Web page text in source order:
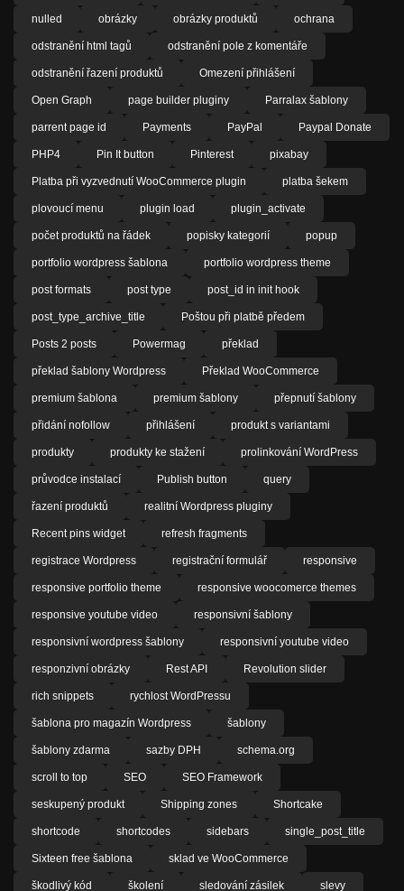
nulled obrázky obrázky produktů ochrana
odstranění html tagů odstranění pole z komentáře
odstranění řazení produktů Omezení přihlášení
Open Graph page builder pluginy Parralax šablony
parrent page id Payments PayPal Paypal Donate
PHP4 Pin It button Pinterest pixabay
Platba při vyzvednutí WooCommerce plugin platba šekem
plovoucí menu plugin load plugin_activate
počet produktů na řádek popisky kategorií popup
portfolio wordpress šablona portfolio wordpress theme
post formats post type post_id in init hook
post_type_archive_title Poštou při platbě předem
Posts 2 posts Powermag překlad
překlad šablony Wordpress Překlad WooCommerce
premium šablona premium šablony přepnutí šablony
přidání nofollow přihlášení produkt s variantami
produkty produkty ke stažení prolinkování WordPress
průvodce instalací Publish button query
řazení produktů realitní Wordpress pluginy
Recent pins widget refresh fragments
registrace Wordpress registrační formulář responsive
responsive portfolio theme responsive woocomerce themes
responsive youtube video responsivní šablony
responsivní wordpress šablony responsivní youtube video
responzivní obrázky Rest API Revolution slider
rich snippets rychlost WordPressu
šablona pro magazín Wordpress šablony
šablony zdarma sazby DPH schema.org
scroll to top SEO SEO Framework
seskupený produkt Shipping zones Shortcake
shortcode shortcodes sidebars single_post_title
Sixteen free šablona sklad ve WooCommerce
škodlivý kód školení sledování zásilek slevy